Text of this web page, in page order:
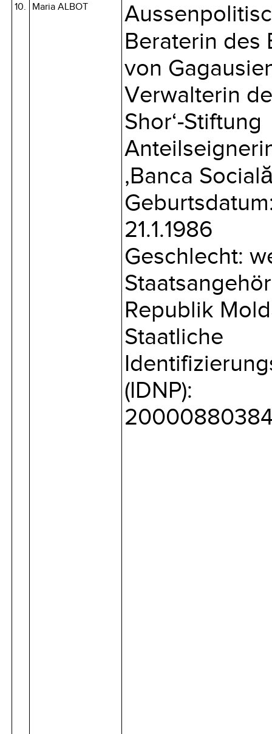
10. Maria ALBOT
Beraterin des
von
Verwalterin
Shor‘-Stiftung
‚Banca
21.1.1986
Geschlecht:
Republik
Staatliche
(IDNP):